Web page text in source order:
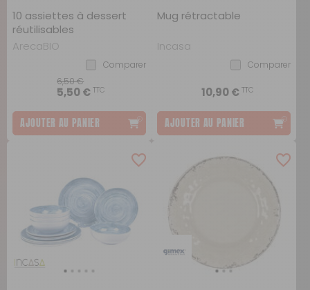
10 assiettes à dessert
réutilisables
ArecaBIO
Comparer
6,50 €
5,50 €TTC
AJOUTER AU PANIER
Mug rétractable
Incasa
Comparer
10,90 €TTC
AJOUTER AU PANIER